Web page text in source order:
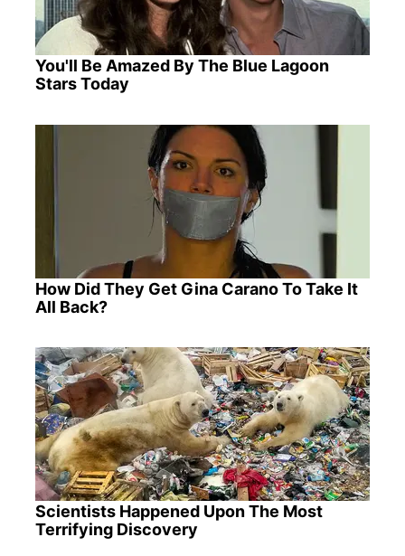
You'll Be Amazed By The Blue Lagoon
Stars Today
How Did They Get Gina Carano To Take It
All Back?
Scientists Happened Upon The Most
Terrifying Discovery